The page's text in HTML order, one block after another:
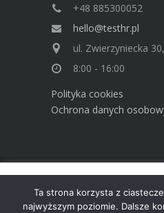
+48 885300052
hello@testhr.pl
ul. Zwierzyniecka
8:00 - 16:00
Polityka cookies
Ochrona danych
Advisory Group TEST
używania. Korzystając ze
Ta strona korzysta z
najwyższym poziomie. Dalsze